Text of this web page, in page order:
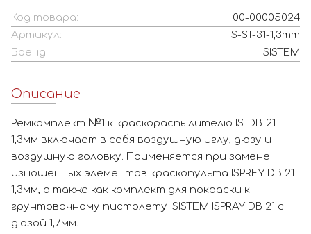
Код товара:
00-00005024
Артикул:
IS-ST-31-1,3mm
Бренд:
ISISTEM
Описание
Ремкомплект №1 к краскораспылителю IS-DB-21-
1,3мм включает в себя воздушную иглу, дюзу и
воздушную головку. Применяется при замене
изношенных элементов краскопульта ISPREY DB 21-
1,3мм, а также как комплект для покраски к
грунтовочному пистолету ISISTEM ISPRAY DB 21 с
дюзой 1,7мм.